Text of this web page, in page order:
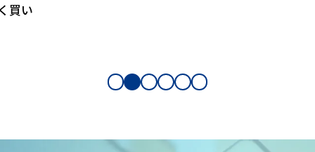
買い